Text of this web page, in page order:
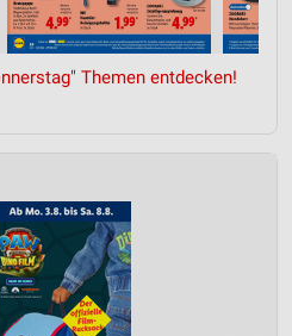
Themen entdecken!